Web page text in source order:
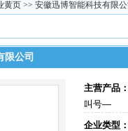
黄页 >> 安徽迅博智能科技有限公
限公司
主营产品：
叫号—
企业类型：